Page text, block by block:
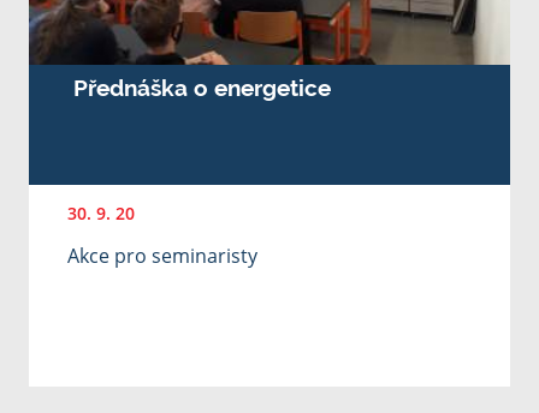
Přednáška o energetice
30. 9. 20
Akce pro seminaristy